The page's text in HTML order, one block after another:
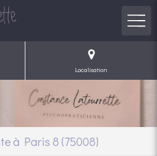
Localisation
à Paris 8 (75008)